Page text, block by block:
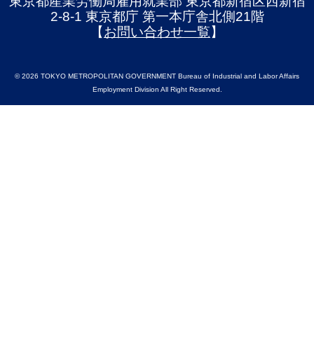
2-8-1 東京都庁 第一本庁舎北側21階
【お問い合わせ一覧】
© 2026 TOKYO METROPOLITAN GOVERNMENT Bureau of Industrial and Labor Affairs
Employment Division All Right Reserved.